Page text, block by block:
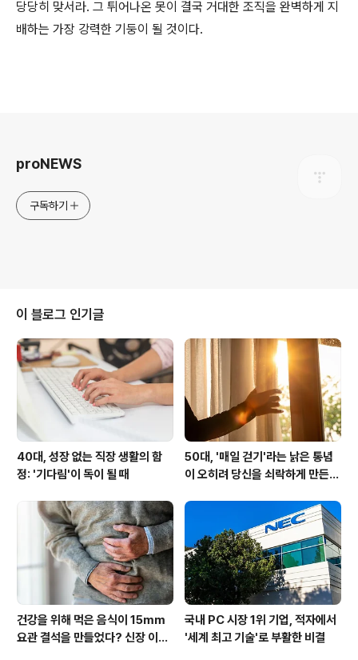
당당히 맞서라. 그 튀어나온 못이 결국 거대한 조직을 완벽하게 지
배하는 가장 강력한 기둥이 될 것이다.
proNEWS
구독하기
이 블로그 인기글
40대, 성장 없는 직장 생활의 함
정: '기다림'이 독이 될 때
50대, '매일 걷기'라는 낡은 통념
이 오히려 당신을 쇠락하게 만든
는 첫 30분의 비밀
건강을 위해 먹은 음식이 15mm
요관 결석을 만들었다? 신장 이상
국내 PC 시장 1위 기업, 적자에서
'세계 최고 기술'로 부활한 비결